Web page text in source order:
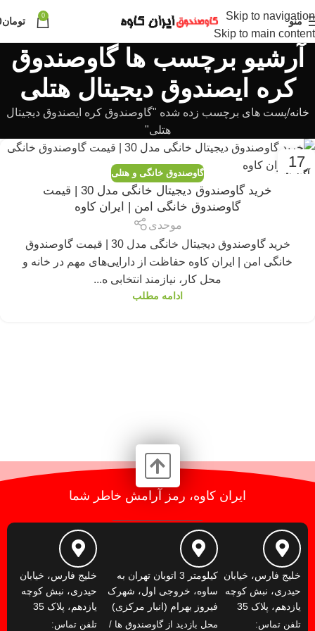
Skip to navigation
Skip to main content
منو 0 تومان
آرشیو برچسب ها گاوصندوق
کره ایصندوق دیجیتال هتلی
خانه پست های برچسب زده شده "گاوصندوق کره ایصندوق دیجیتال
هتلی"
17
آگوست گاوصندوق خانگی و هتلی
خرید گاوصندوق دیجیتال خانگی مدل 30 | قیمت
گاوصندوق خانگی امن | ایران کاوه
موحدی
خرید گاوصندوق دیجیتال خانگی مدل 30 | قیمت گاوصندوق
خانگی امن | ایران کاوه حفاظت از دارایی‌های مهم در خانه و
محل کار، نیازمند انتخابی ه...
ادامه مطلب
ایران کاوه، رمز آرامش خاطر شما
خلیج فارس، خیابان
حیدری، نبش کوچه
یازدهم، پلاک 35
تلفن تماس:
کیلومتر 3 اتوبان تهران به
ساوه، خروجی اول، شهرک
فیروز بهرام (انبار مرکزی)
محل بازدید از گاوصندوق ها /
خلیج فارس، خیابان
حیدری، نبش کوچه
یازدهم، پلاک 35
تلفن تماس: